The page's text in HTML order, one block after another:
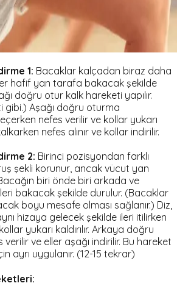
1: Bacaklar kalçadan biraz daha
hafif yan tarafa bakacak şekilde
doğru otur kalk hareketi yapılır.
gibi.) Aşağı doğru oturma
nefes verilir ve kollar yukarı
nefes alınır ve kollar indirilir.
2: Birinci pozisyondan farklı
şekli korunur, ancak vücut yan
biri önde biri arkada ve
bakacak şekilde durulur. (Bacaklar
boyu mesafe olması sağlanır.) Diz,
hizaya gelecek şekilde ileri itilirken
yukarı kaldırılır. Arkaya doğru
ve eller aşağı indirilir. Bu hareket
ayrı uygulanır. (12-15 tekrar)